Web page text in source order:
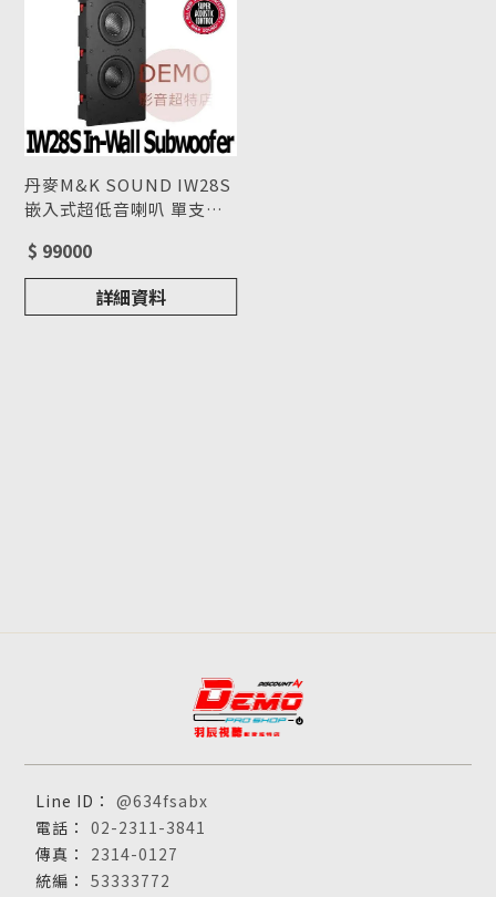
丹麥M&K SOUND IW28S
嵌入式超低音喇叭 單支
$ 99000
詳細資料
@634fsabx
02-2311-3841
2314-0127
53333772